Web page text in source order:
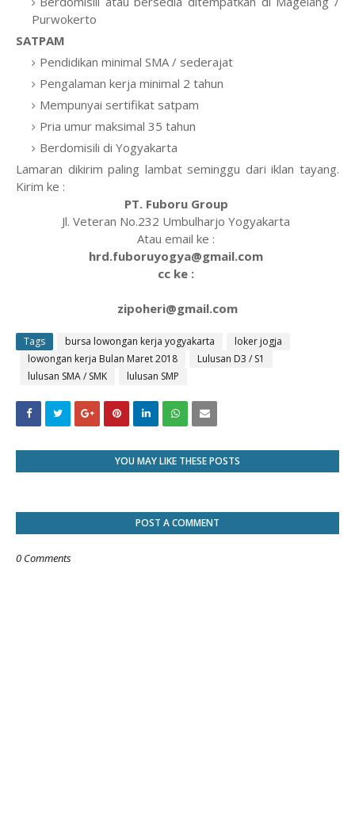
Purwokerto
SATPAM
Pendidikan minimal SMA / sederajat
Pengalaman kerja minimal 2 tahun
Mempunyai sertifikat satpam
Pria umur maksimal 35 tahun
Berdomisili di Yogyakarta
Lamaran dikirim paling lambat seminggu dari iklan tayang.
Kirim ke :
PT. Fuboru Group
Jl. Veteran No.232 Umbulharjo Yogyakarta
Atau email ke :
hrd.fuboruyogya@gmail.com
cc ke :
zipoheri@gmail.com
Tags bursa lowongan kerja yogyakarta
loker jogja
lowongan kerja Bulan Maret 2018
Lulusan D3 / S1
lulusan SMA / SMK
lulusan SMP
YOU MAY LIKE THESE POSTS
POST A COMMENT
0 Comments